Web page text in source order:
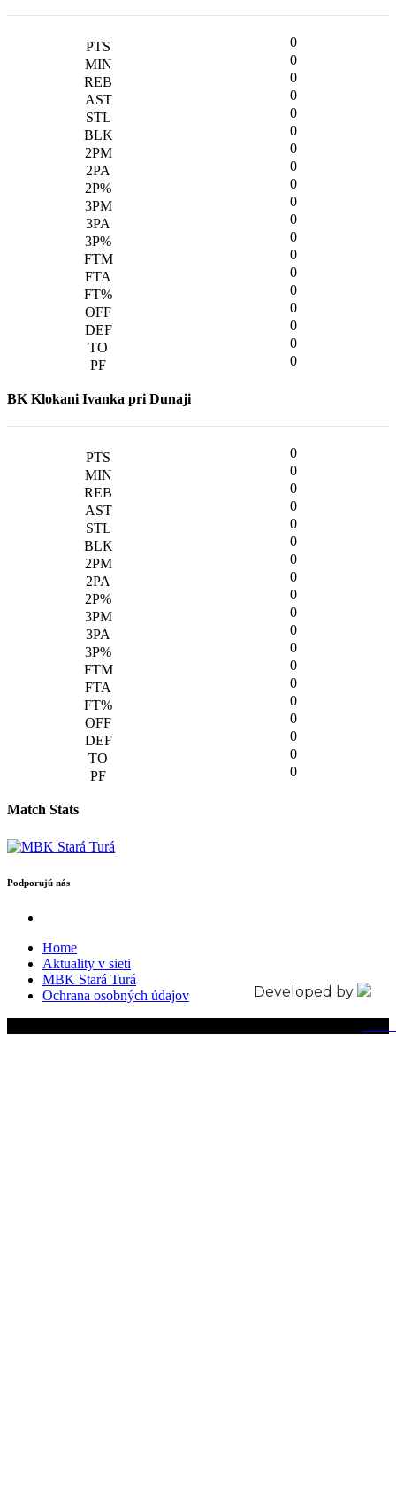
0
0
0
0
0
0
0
0
0
0
0
0
0
0
0
0
0
0
0
BK Klokani Ivanka pri Dunaji
0
0
0
0
0
0
0
0
0
0
0
0
0
0
0
0
0
0
0
Match Stats
Podporujú nás
Home
Aktuality v sieti
MBK Stará Turá
Ochrana osobných údajov
Developed by